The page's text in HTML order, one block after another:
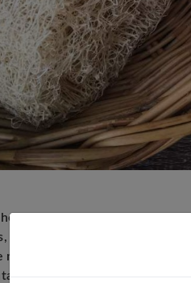
un produit exfoliant qui
vous êtes au bon endroit.
nombreuses personnes
on vous explique tout